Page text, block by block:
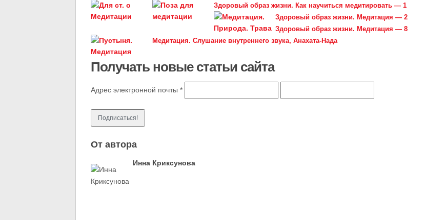
Здоровый образ жизни. Как научиться медитировать — 1
Здоровый образ жизни. Медитация — 2
Здоровый образ жизни. Медитация — 8
Медитация. Слушание внутреннего звука, Анахата-Нада
Получать новые статьи сайта
Адрес электронной почты *
От автора
Инна Криксунова